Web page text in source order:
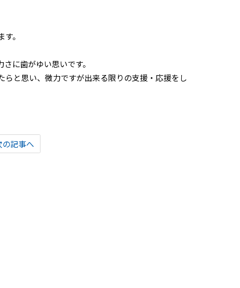
。
に歯がゆい思いです。
と思い、微力ですが出来る限りの支援・応援をし
の記事へ